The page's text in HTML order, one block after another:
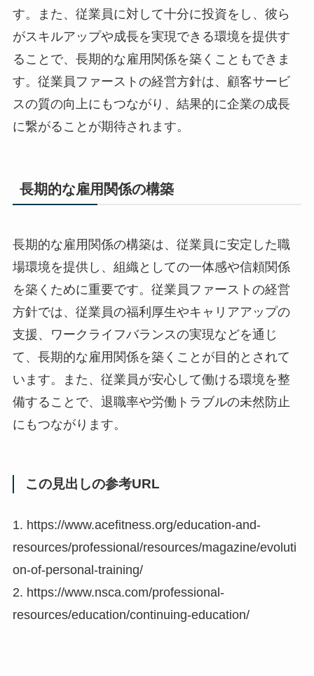
す。また、従業員に対して十分に投資をし、彼ら
がスキルアップや成長を実現できる環境を提供す
ることで、長期的な雇用関係を築くこともできま
す。従業員ファーストの経営方針は、顧客サービ
スの質の向上にもつながり、結果的に企業の成長
に繋がることが期待されます。
長期的な雇用関係の構築
長期的な雇用関係の構築は、従業員に安定した職
場環境を提供し、組織としての一体感や信頼関係
を築くために重要です。従業員ファーストの経営
方針では、従業員の福利厚生やキャリアアップの
支援、ワークライフバランスの実現などを通じ
て、長期的な雇用関係を築くことが目的とされて
います。また、従業員が安心して働ける環境を整
備することで、退職率や労働トラブルの未然防止
にもつながります。
この見出しの参考URL
1. https://www.acefitness.org/education-and-
resources/professional/resources/magazine/evoluti
on-of-personal-training/
2. https://www.nsca.com/professional-
resources/education/continuing-education/